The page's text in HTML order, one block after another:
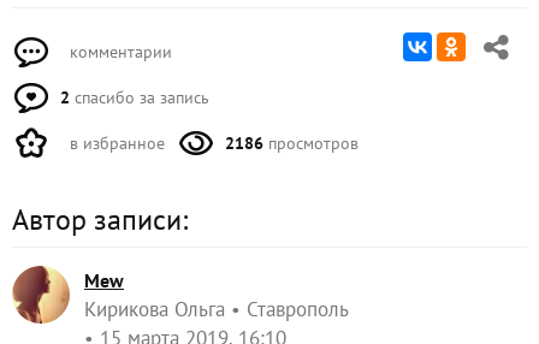
комментарии
2 спасибо за запись
в избранное 2186 просмотров
Автор записи:
Mew
Кирикова Ольга
Ставрополь
15 марта 2019, 16:10